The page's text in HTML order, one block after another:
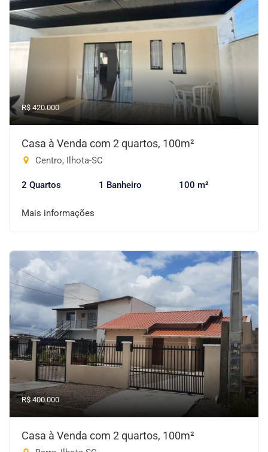
R$ 420.000
Casa à Venda com 2 quartos, 100m²
Centro, Ilhota-SC
2 Quartos 1 Banheiro 100 m²
Mais informações
R$ 400.000
Casa à Venda com 2 quartos, 100m²